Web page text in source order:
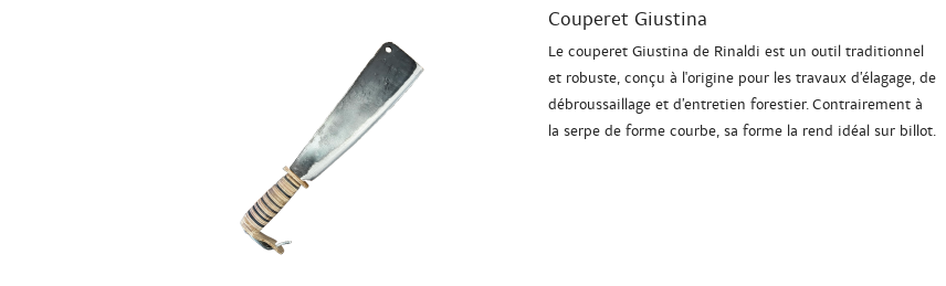
Couperet Giustina
Le couperet Giustina de Rinaldi est un outil traditionnel
et robuste, conçu à l'origine pour les travaux d’élagage, de
débroussaillage et d’entretien forestier. Contrairement à
la serpe de forme courbe, sa forme la rend idéal sur billot.